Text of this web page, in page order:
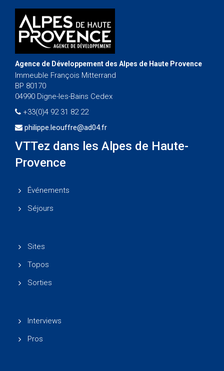
Agence de Développement des Alpes de Haute Provence
Immeuble François Mitterrand
BP 80170
04990 Digne-les-Bains Cedex
+33(0)4 92 31 82 22
philippe.leouffre@ad04.fr
VTTez dans les Alpes de Haute-
Provence
Événements
Séjours
Sites
Topos
Sorties
Interviews
Pros